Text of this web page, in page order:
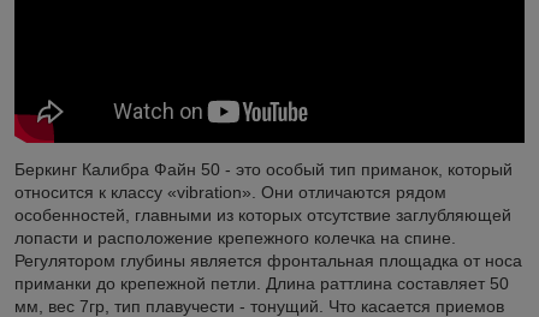
Беркинг Калибра Файн 50 - это особый тип приманок, который
относится к классу «vibration». Они отличаются рядом
особенностей, главными из которых отсутствие заглубляющей
лопасти и расположение крепежного колечка на спине.
Регулятором глубины является фронтальная площадка от носа
приманки до крепежной петли. Длина раттлина составляет 50
мм, вес 7гр, тип плавучести - тонущий. Что касается приемов